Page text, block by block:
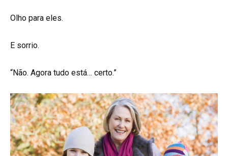
Olho para eles.
E sorrio.
“Não. Agora tudo está… certo.”